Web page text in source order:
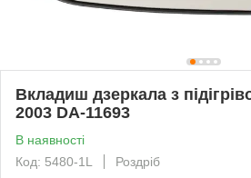
Вкладиш дзеркала з
2003 DA-11693
В наявності
Код: 5480-1L
Роздріб